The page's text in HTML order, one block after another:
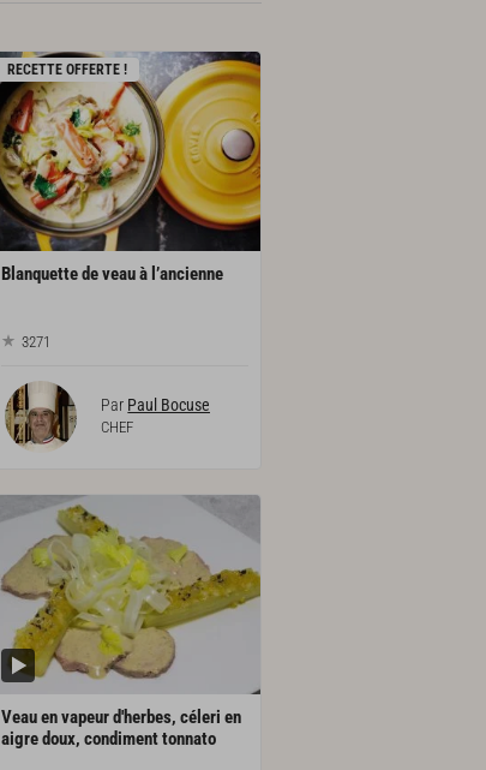
RECETTE OFFERTE !
Blanquettedeveauà l’ancienne
3271
Par Paul Bocuse
CHEF
Veau en vapeur d'herbes, céleri en
aigre doux, condiment tonnato